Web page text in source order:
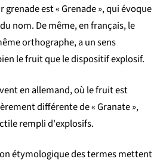
est « Grenade », qui évoque
nom. De même, en français, le
orthographe, a un sens
le fruit que le dispositif explosif.
en allemand, où le fruit est
différente de « Granate »,
rempli d'explosifs.
étymologique des termes mettent